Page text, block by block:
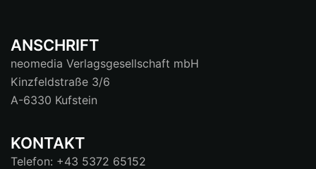
ANSCHRIFT
neomedia Verlagsgesellschaft mbH
Kinzfeldstraße 3/6
A-6330 Kufstein
KONTAKT
Telefon: +43 5372 65152